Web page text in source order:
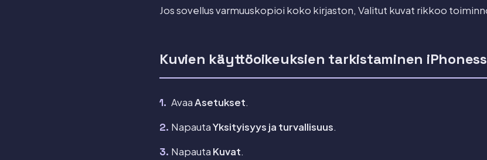
Jos sovellus varmuuskopioi koko kirjaston, Valitut kuvat rikkoo
Kuvien käyttöoikeuksien tarkistaminen
AvaaAsetukset.
NapautaYksityisyys ja turvallisuus.
Napauta Kuvat.